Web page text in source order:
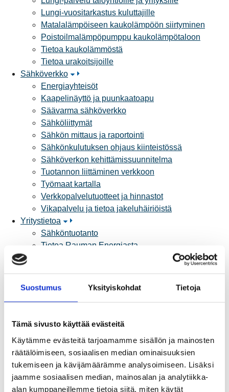
Suostumus Yksityiskohdat Tietoja
Tämä sivusto käyttää evästeitä
Käytämme evästeitä tarjoamamme sisällön ja mainosten
räätälöimiseen, sosiaalisen median ominaisuuksien
tukemiseen ja kävijämäärämme analysoimiseen. Lisäksi
jaamme sosiaalisen median, mainosalan ja analytiikka-
alan kumppaneillemme tietoja siitä, miten käytät
Lungi-vuositarkastus kuluttajille
Matalalämpöiseen kaukolämpöön siirtyminen
Poistoilmalämpöpumppu kaukolämpötaloon
Tietoa kaukolämmöstä
Tietoa urakoitsijoille
Sähköverkko
Energiayhteisöt
Kaapelinäyttö ja puunkaatoapu
Säävarma sähköverkko
Sähköliittymät
Sähkön mittaus ja raportointi
Sähkönkulutuksen ohjaus kiinteistössä
Sähköverkon kehittämissuunnitelma
Tuotannon liittäminen verkkoon
Työmaat kartalla
Verkkopalvelutuotteet ja hinnastot
Vikapalvelu ja tietoa jakeluhäiriöistä
Yritystietoa
Sähköntuotanto
Tietoa Rauman Energiasta
Aurinkosähkön hankinta
Laskutus
Muuttajalle
Sähköauton lataaminen
Valtakirja ja asiointi toisen puolesta
Yhteystiedot